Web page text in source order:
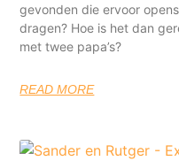
gevonden die ervoor
dragen? Hoe is het dan
met twee papa’s?
READ MORE